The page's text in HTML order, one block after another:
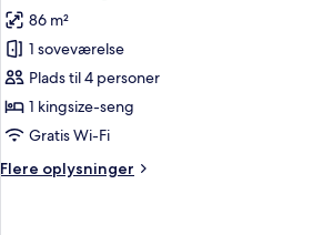
View)
af
Suite
-
1
kingsize-
(Grand
86 m²
1 soveværelse
Plads til 4 personer
1 kingsize-seng
Gratis Wi-Fi
Flere oplysninger
Flere